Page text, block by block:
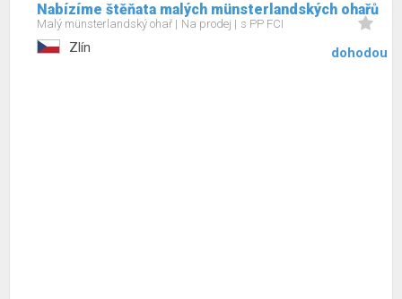
Nabízíme štěňata malých münsterlandských ohařů
Malý münsterlandský ohař Na prodej s PP FCI
Zlín dohodou